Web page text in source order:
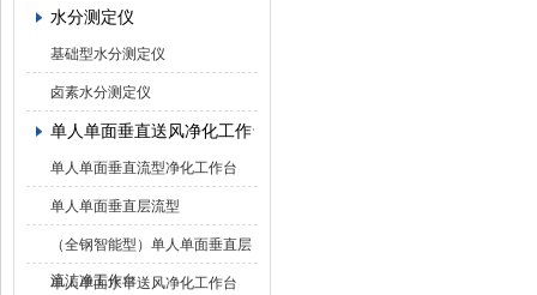
水分测定仪
基础型水分测定仪
卤素水分测定仪
单人单面垂直送风净化工作台
单人单面垂直流型净化工作台
单人单面垂直层流型
（全钢智能型）单人单面垂直层
流洁净工作台
单人单面水平送风净化工作台